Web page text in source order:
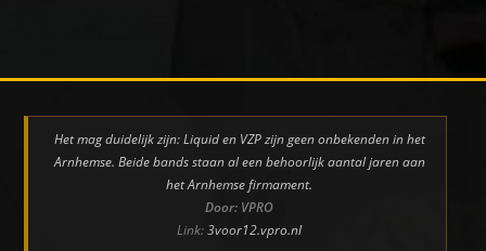
Het mag duidelijk zijn: Liquid en VZP zijn geen onbekenden in het
Arnhemse. Beide bands staan al een behoorlijk aantal jaren aan
het Arnhemse firmament.
Door: VPRO
Link:3voor12.vpro.nl